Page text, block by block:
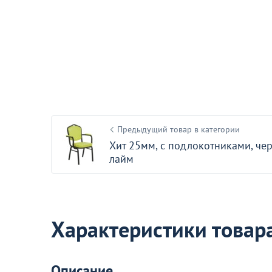
Предыдущий товар в категории
Хит 25мм, с подлокотниками,
лайм
Характеристики
Акции для вас